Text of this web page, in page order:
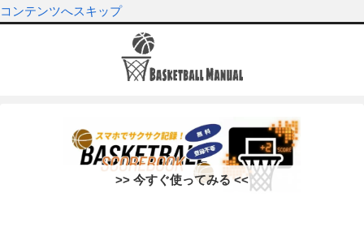
コンテンツへスキップ
>> 今すぐ使ってみる <<